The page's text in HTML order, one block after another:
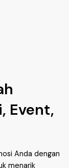
Event,
Anda dengan
menarik